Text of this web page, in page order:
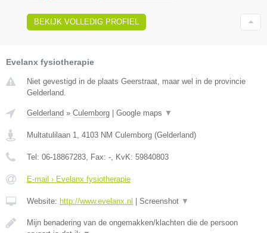
BEKIJK VOLLEDIG PROFIEL
Evelanx fysiotherapie
Niet gevestigd in de plaats Geerstraat, maar wel in de provincie
Gelderland.
Gelderland » Culemborg | Google maps ▼
Multatulilaan 1 4103 NM Culemborg (Gelderland)
Tel: 06-18867283 , Fax: - , KvK: 59840803
E-mail › Evelanx fysiotherapie
Website: http://www.evelanx.nl | Screenshot ▼
Mijn benadering van de ongemakken/klachten die de persoon